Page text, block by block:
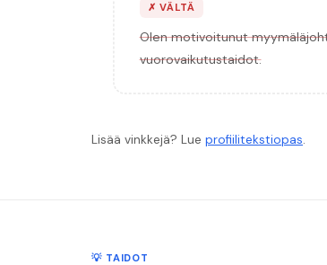
✗ VÄLTÄ
Olen motivoitunut
vuorovaikutustaidot.
Lisää vinkkejä? Lue profiilitekstiopas.
💡 TAIDOT